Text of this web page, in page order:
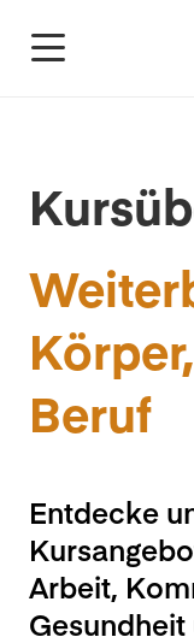
Beruf
Entdecke
Arbeit,
Gesundheit